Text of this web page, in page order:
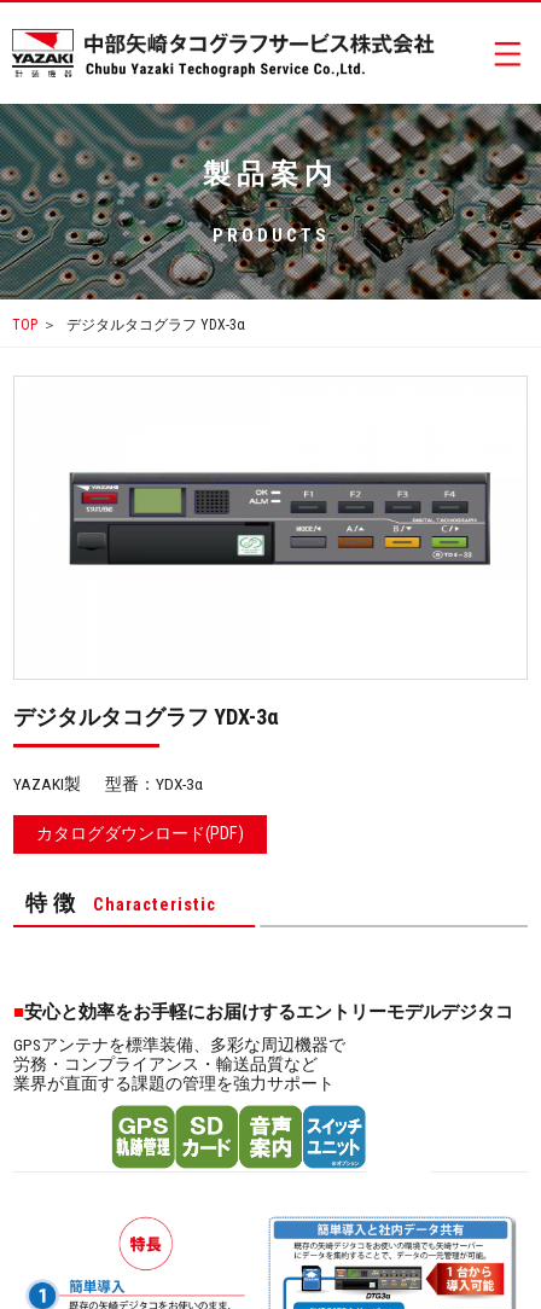
製品案内
PRODUCTS
TOP ＞ デジタルタコグラフ YDX-3α
デジタルタコグラフ YDX-3α
YAZAKI製 型番：YDX-3α
カタログダウンロード(PDF)
特徴 Characteristic
安心と効率をお手軽にお届けするエントリーモデルデジタコ
GPSアンテナを標準装備、多彩な周辺機器で
労務・コンプライアンス・輸送品質など
業界が直面する課題の管理を強力サポート